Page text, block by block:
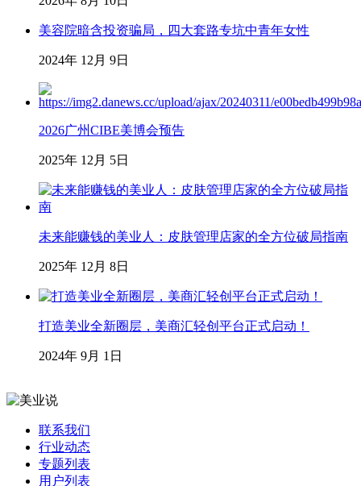
美容院暗含投资骗局，四大套路专坑中青年女性
2024年 12月 9日
2026广州CIBE美博会预告
2025年 12月 5日
未来能赚钱的美业人：皮肤管理店家的全方位破局指南
2025年 12月 8日
打造美业全新圈层，美商汇轻创平台正式启动！
2024年 9月 1日
联系我们
行业动态
专题列表
用户列表